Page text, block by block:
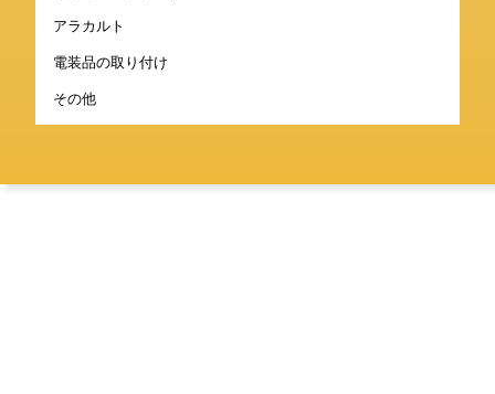
アラカルト
電装品の取り付け
その他